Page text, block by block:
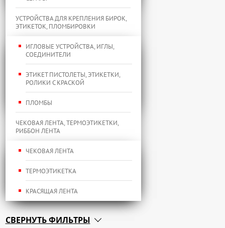
УСТРОЙСТВА ДЛЯ КРЕПЛЕНИЯ БИРОК,
ЭТИКЕТОК, ПЛОМБИРОВКИ
ИГЛОВЫЕ УСТРОЙСТВА, ИГЛЫ,
СОЕДИНИТЕЛИ
ЭТИКЕТ ПИСТОЛЕТЫ, ЭТИКЕТКИ,
РОЛИКИ С КРАСКОЙ
ПЛОМБЫ
ЧЕКОВАЯ ЛЕНТА, ТЕРМОЭТИКЕТКИ,
РИББОН ЛЕНТА
ЧЕКОВАЯ ЛЕНТА
ТЕРМОЭТИКЕТКА
КРАСЯЩАЯ ЛЕНТА
СВЕРНУТЬ ФИЛЬТРЫ